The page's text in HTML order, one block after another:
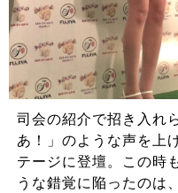
司会の紹介で招き入れ
あ！」のような声を上
テージに登壇。この時
うな錯覚に陥ったのは